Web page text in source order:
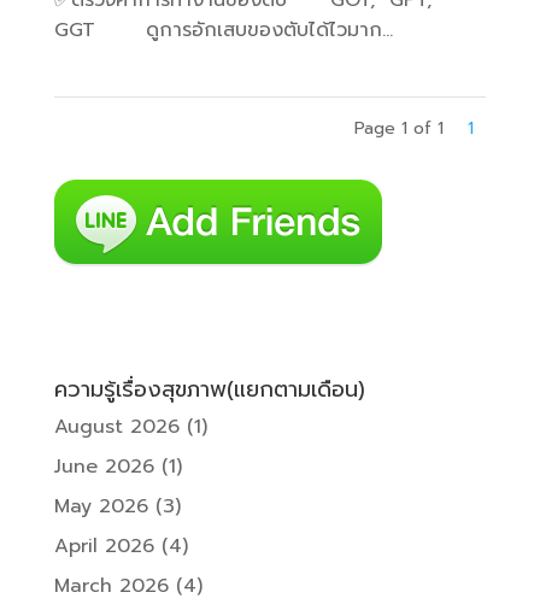
GGT ดูการอักเสบของตับได้ไวมาก...
Page 1 of 1 1
ความรู้เรื่องสุขภาพ(แยกตามเดือน)
August 2026(1)
June 2026(1)
May 2026(3)
April 2026(4)
March 2026(4)